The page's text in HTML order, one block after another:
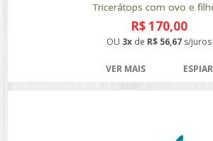
Tricerátops com ovo e
R$ 170,00
OU 3x de R$ 56,67 s/juros
VER MAIS ESPIAR